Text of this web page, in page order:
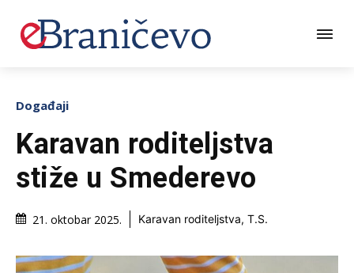
Događaji
Karavan roditeljstva
stiže u Smederevo
21. oktobar 2025. Karavan roditeljstva, T.S.